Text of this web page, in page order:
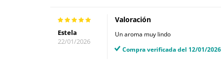
Estela
22/01/2026
Valoración
Un aroma muy lindo
Compra verificada del 12/01/2026